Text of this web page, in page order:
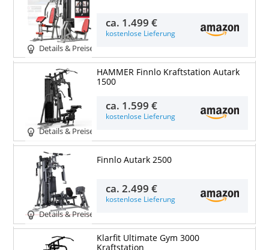
Details & Preise
ca. 1.499 €
kostenlose Lieferung
Details & Preise
HAMMER Finnlo Kraftstation Autark
1500
ca. 1.599 €
kostenlose Lieferung
Details & Preise
Finnlo Autark 2500
ca.2.499 €
kostenlose Lieferung
Klarfit Ultimate Gym 3000
Kraftstation